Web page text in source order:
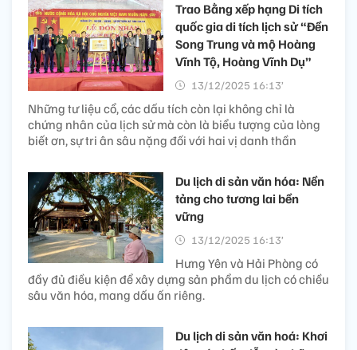
Trao Bằng xếp hạng Di tích
quốc gia di tích lịch sử “Đền
Song Trung và mộ Hoàng
Vĩnh Tộ, Hoàng Vĩnh Dụ”
13/12/2025 16:13’
Những tư liệu cổ, các dấu tích còn lại không chỉ là
chứng nhân của lịch sử mà còn là biểu tượng của lòng
biết ơn, sự tri ân sâu nặng đối với hai vị danh thần
Du lịch di sản văn hóa: Nền
tảng cho tương lai bền
vững
13/12/2025 16:13’
Hưng Yên và Hải Phòng có
đầy đủ điều kiện để xây dựng sản phẩm du lịch có chiều
sâu văn hóa, mang dấu ấn riêng.
Du lịch di sản văn hoá: Khơi